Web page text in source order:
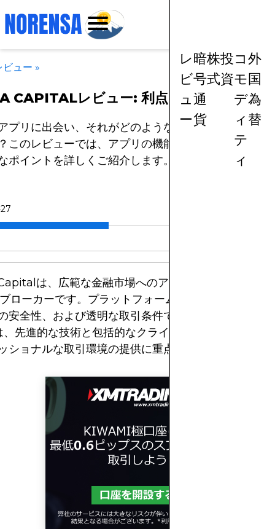
レ
ビ
ュ
ー
暗
号
通
貨
株
式
投
資
コ
モ
デ
ィ
テ
ィ
外
国
為
替
ビュー »
CAPITALレビュー: 利点と欠点
プリに出会い、それがどのようなものか気になった
このレビューでは、アプリの機能や利点を評価する
ポイントを詳しくご紹介します。
は、広範な金融市場へのアクセスを提供する専
ローカーです。プラットフォームは、その規制遵守
安全性、および透明な取引条件で知られています。
先進的な技術と包括的なクライアントサポートに支
ショナルな取引環境の提供に重点を置いています。